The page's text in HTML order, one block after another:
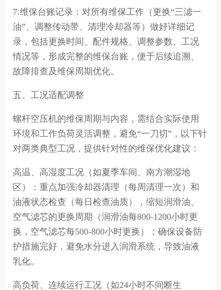
7.维保台账记录：对所有维保工作（更换“三滤一
油”、调整传动带、清理冷却器等）做好详细记
录，包括更换时间、配件规格、调整参数、工况
情况等，形成完整的维保台账，便于后续追溯、
故障排查及维保周期优化。
五、工况适配调整
螺杆空压机的维保周期与内容，需结合实际使用
环境和工作负荷灵活调整，避免“一刀切”，以下针
对两类典型工况，提供针对性的维保优化建议：
高温、高湿度工况（如夏季车间、南方潮湿地
区）：重点加强冷却器清理（每周清理一次）和
油液状态检查（每日检查油质），缩短润滑油、
空气滤芯的更换周期（润滑油每800-1200小时更
换，空气滤芯每500-800小时更换）；确保设备防
护措施完好，避免水分进入润滑系统，导致油液
乳化。
高负荷、连续运行工况（如24小时不间断生